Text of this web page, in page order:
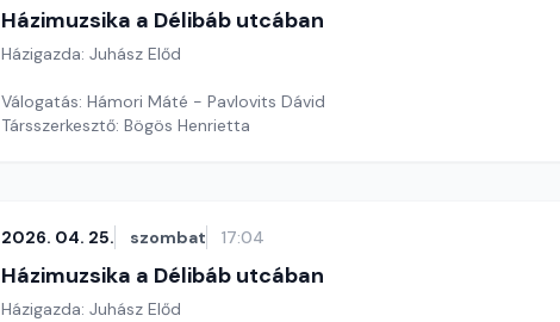
Házimuzsika a Délibáb utcában
Házigazda: Juhász Előd
Válogatás: Hámori Máté - Pavlovits Dávid
Társszerkesztő: Bögös Henrietta
2026. 04. 25. szombat 17:04
Házimuzsika a Délibáb utcában
Házigazda: Juhász Előd